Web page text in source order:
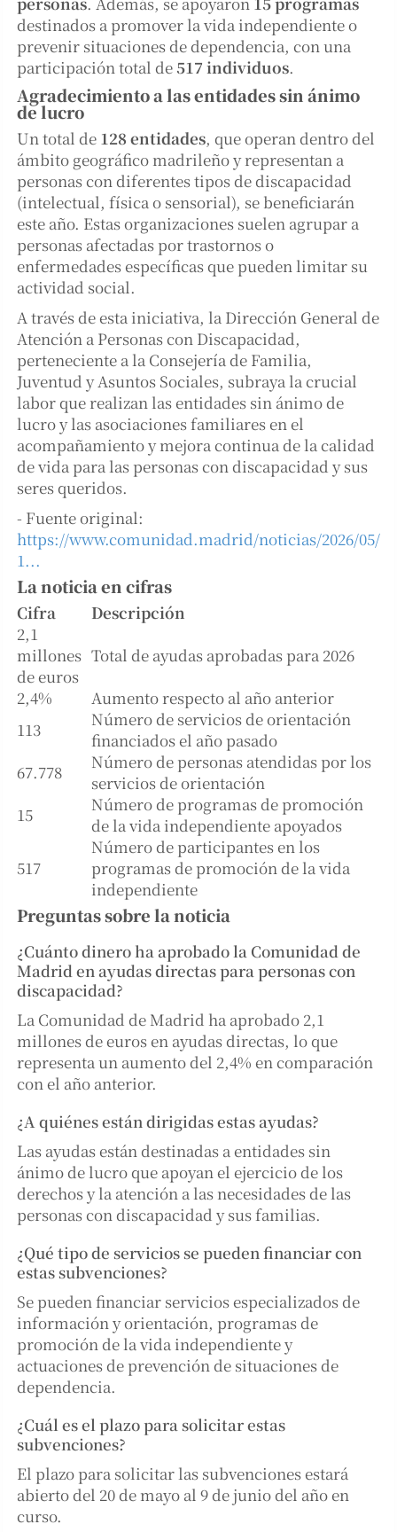
destinados a promover la vida independiente o
prevenir situaciones de dependencia, con una
participación total de 517 individuos.
Agradecimiento a las entidades sin ánimo
de lucro
Un total de 128 entidades, que operan dentro del
ámbito geográfico madrileño y representan a
personas con diferentes tipos de discapacidad
(intelectual, física o sensorial), se beneficiarán
este año. Estas organizaciones suelen agrupar a
personas afectadas por trastornos o
enfermedades específicas que pueden limitar su
actividad social.
A través de esta iniciativa, la Dirección General de
Atención a Personas con Discapacidad,
perteneciente a la Consejería de Familia,
Juventud y Asuntos Sociales, subraya la crucial
labor que realizan las entidades sin ánimo de
lucro y las asociaciones familiares en el
acompañamiento y mejora continua de la calidad
de vida para las personas con discapacidad y sus
seres queridos.
- Fuente original:
https://www.comunidad.madrid/noticias/2026/05/
1...
La noticia en cifras
Cifra
Descripción
2,1
millones
de euros
Total de ayudas aprobadas para 2026
2,4%
Aumento respecto al año anterior
113
Número de servicios de orientación
financiados el año pasado
67.778
Número de personas atendidas por los
servicios de orientación
15
Número de programas de promoción
de la vida independiente apoyados
517
Número de participantes en los
programas de promoción de la vida
independiente
Preguntas sobre la noticia
¿Cuánto dinero ha aprobado la Comunidad de
Madrid en ayudas directas para personas con
discapacidad?
La Comunidad de Madrid ha aprobado 2,1
millones de euros en ayudas directas, lo que
representa un aumento del 2,4% en comparación
con el año anterior.
¿A quiénes están dirigidas estas ayudas?
Las ayudas están destinadas a entidades sin
ánimo de lucro que apoyan el ejercicio de los
derechos y la atención a las necesidades de las
personas con discapacidad y sus familias.
¿Qué tipo de servicios se pueden financiar con
estas subvenciones?
Se pueden financiar servicios especializados de
información y orientación, programas de
promoción de la vida independiente y
actuaciones de prevención de situaciones de
dependencia.
¿Cuál es el plazo para solicitar estas
subvenciones?
El plazo para solicitar las subvenciones estará
abierto del 20 de mayo al 9 de junio del año en
curso.